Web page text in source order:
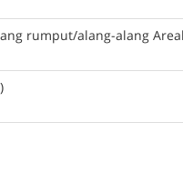
rumput/alang-alang